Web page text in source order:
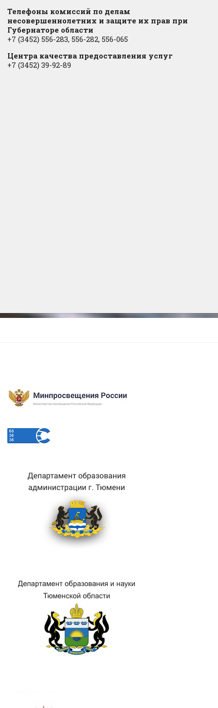
Телефоны комиссий по делам
несовершеннолетних и защите их прав при
Губернаторе области
+7 (3452) 556-283, 556-282, 556-065
Центра качества предоставления услуг
+7 (3452) 39-92-89